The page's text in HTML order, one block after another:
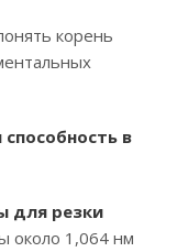
корень
в
для резки
около 1,064 нм